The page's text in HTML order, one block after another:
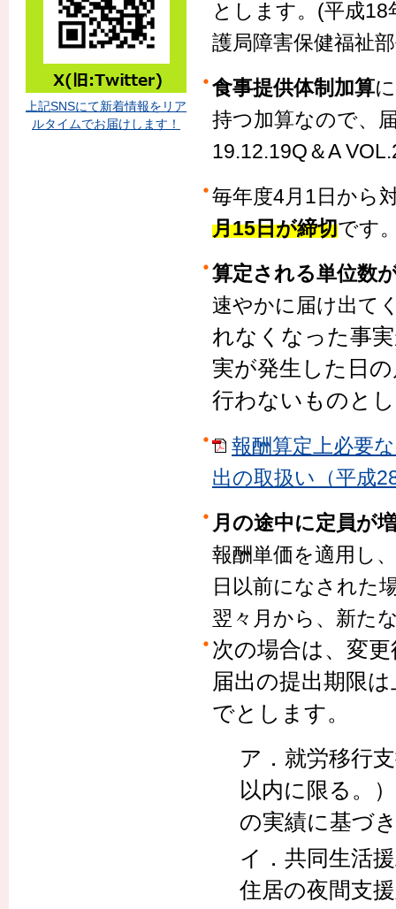
とします。(平成
護局障害保健福祉
食事提供体制加算
持つ加算なので、
19.12.19Q＆A
毎年度4月1日から
月15日が締切です
算定される単位数
速やかに届け出て
れなくなった事
実が発生した日
行わないものと
報酬算定上必要
出の取扱い（平成
月の途中に定員が
報酬単価を適用し、
日以前になされた
翌々月から、新た
次の場合は、変
届出の提出期限
でとします。
ア．就労移行
以内に限る。
の実績に基づ
イ．共同生活
住居の夜間支
上記SNSにて新着情報をリア
ルタイムでお届けします！